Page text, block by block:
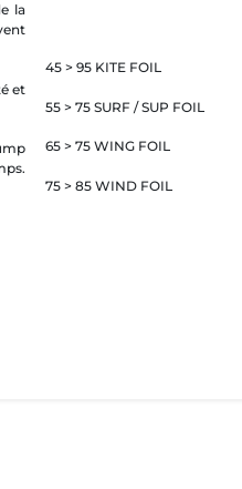
la
et
45 > 95 KITE FOIL
55 > 75 SURF / SUP FOIL
65 > 75 WING FOIL
75 > 85 WIND FOIL